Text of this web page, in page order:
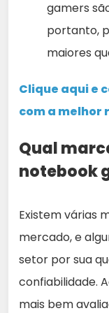
gamers
portanto,
maiores
Clique aqui e
com a
Qual
notebook
Existem várias
mercado, e
setor por sua
confiabilidade.
mais bem